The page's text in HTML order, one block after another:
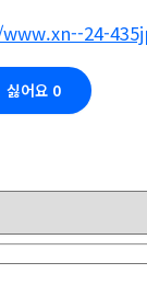
24-
싫어요 0